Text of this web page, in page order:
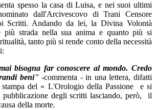
spesso la casa di Luisa, e nei suoi ultimi
dall'Arcivescovo di Trani Censore
Scritti. Andando da lei, la Divina Volontà
più strada nella sua anima e quanto più si
tanto più si rende conto della necessità
bisogna far conoscere al mondo. Credo
beni”-commenta - in una lettera, difatti
stampa del « L'Orologio della Passione e si
pubblicazione degli scritti lasciando, però, il
della morte.